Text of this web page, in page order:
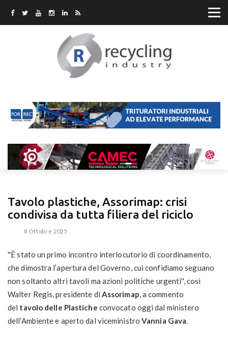
Tavolo plastiche, Assorimap: crisi
condivisa da tutta filiera del riciclo
8 Ottobre 2025
''È stato un primo incontro interlocutorio di coordinamento,
che dimostra l’apertura del Governo, cui confidiamo seguano
non soltanto altri tavoli ma azioni politiche urgenti'', così
Walter Regis, presidente di Assorimap, a commento
del tavolo delle Plastiche convocato oggi dal ministero
dell’Ambiente e aperto dal viceministroVannia Gava.